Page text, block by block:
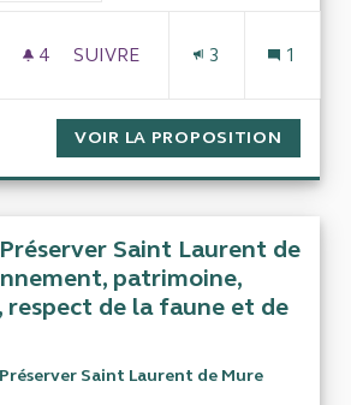
4 4 ABONNÉS
SUIVRE
3 1
VOIR LA PROPOSITION
Saint Laurent de
patrimoine,
respect de la faune et de
Saint Laurent de Mure